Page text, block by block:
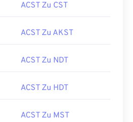
ACST Zu CST
ACST Zu AKST
ACST Zu NDT
ACST Zu HDT
ACST Zu MST